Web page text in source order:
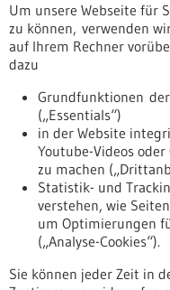
Erscheinungsdatum
Nach oben
Um unsere Webseite für
zu können, verwenden
auf Ihrem Rechner
dazu
Grundfunktionen
(„Essentials“)
in der Website
Youtube-Videos
zu machen
Statistik- und
verstehen, wie
um Optimierungen
(„Analyse-Cookies“).
Sie können jeder Zeit in